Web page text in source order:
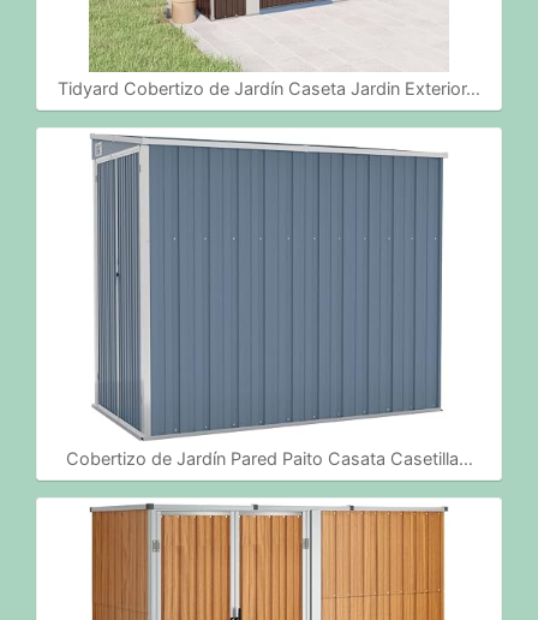
Tidyard Cobertizo de Jardín Caseta Jardin Exterior…
Cobertizo de Jardín Pared Paito Casata Casetilla…